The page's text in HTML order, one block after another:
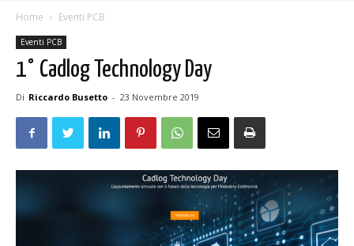
Home Eventi PCB
Eventi PCB
1° Cadlog Technology Day
Di Riccardo Busetto - 23 Novembre 2019